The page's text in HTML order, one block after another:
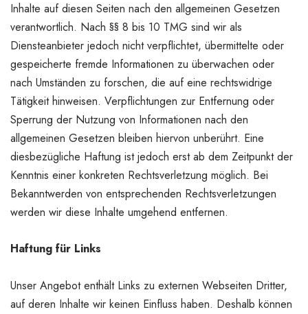
Inhalte auf diesen Seiten nach den allgemeinen Gesetzen
verantwortlich. Nach §§ 8 bis 10 TMG sind wir als
Diensteanbieter jedoch nicht verpflichtet, übermittelte oder
gespeicherte fremde Informationen zu überwachen oder
nach Umständen zu forschen, die auf eine rechtswidrige
Tätigkeit hinweisen. Verpflichtungen zur Entfernung oder
Sperrung der Nutzung von Informationen nach den
allgemeinen Gesetzen bleiben hiervon unberührt. Eine
diesbezügliche Haftung ist jedoch erst ab dem Zeitpunkt der
Kenntnis einer konkreten Rechtsverletzung möglich. Bei
Bekanntwerden von entsprechenden Rechtsverletzungen
werden wir diese Inhalte umgehend entfernen.
Haftung für Links
Unser Angebot enthält Links zu externen Webseiten Dritter,
auf deren Inhalte wir keinen Einfluss haben. Deshalb können